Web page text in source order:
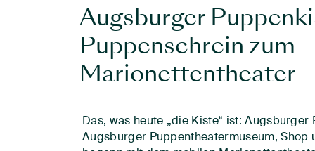
Augsburger
Puppenschrein zum
Marionettentheater
Das, was heute „die Kiste“ ist: Augsburger
Augsburger Puppentheatermuseum, Shop